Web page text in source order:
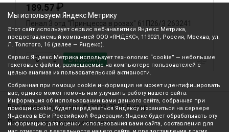
189.57₽
Пенал 3 отд "Принцесса в розах" 61П26/3 263241
В корзину
Все права защищены © 2003-2026 Вилор
Политика конфиденциальности
Мы используем Яндекс Метрику
Этот сайт использует сервис веб-аналитики Яндекс Метрика,
предоставляемый компанией ООО «ЯНДЕКС», 119021, Россия, Москва, ул.
Л. Толстого, 16 (далее — Яндекс).
Сервис Яндекс Метрика использует технологию “cookie” — небольшие
текстовые файлы, размещаемые на компьютере пользователей с
целью анализа их пользовательской активности.
Собранная при помощи cookie информация не может идентифицировать
вас, однако может помочь нам улучшить работу нашего сайта.
Информация об использовании вами данного сайта, собранная при
помощи cookie, будет передаваться Яндексу и храниться на сервере
Яндекса в ЕС и Российской Федерации. Яндекс будет обрабатывать эту
информацию для оценки использования вами сайта, составления для